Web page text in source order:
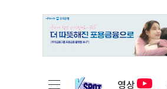
영상